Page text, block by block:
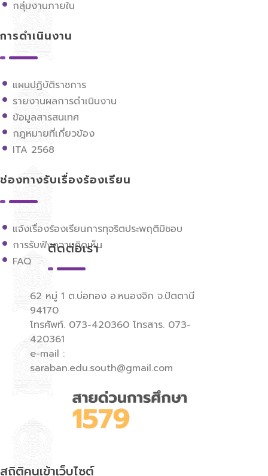
กลุ่มงานภายใน
การดำเนินงาน
แผนปฏิบัติราชการ
รายงานผลการดำเนินงาน
ข้อมูลสารสนเทศ
กฎหมายที่เกี่ยวข้อง
ITA 2568
ช่องทางรับเรื่องร้องเรียน
แจ้งเรื่องร้องเรียนการทุจริตประพฤติมิชอบ
การรับฟังความคิดเห็น
FAQ
ติดต่อเรา
62 หมู่ 1 ต.บ่อทอง อ.หนองจิก จ.ปัตตานี
94170
โทรศัพท์. 073-420360 โทรสาร. 073-
420361
e-mail :
saraban.edu.south@gmail.com
สถิติคนเข้าเว็บไซต์